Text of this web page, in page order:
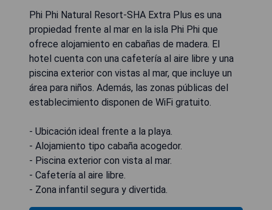
Phi Phi Natural Resort-SHA Extra Plus es una
propiedad frente al mar en la isla Phi Phi que
ofrece alojamiento en cabañas de madera. El
hotel cuenta con una cafetería al aire libre y una
piscina exterior con vistas al mar, que incluye un
área para niños. Además, las zonas públicas del
establecimiento disponen de WiFi gratuito.
- Ubicación ideal frente a la playa.
- Alojamiento tipo cabaña acogedor.
- Piscina exterior con vista al mar.
- Cafetería al aire libre.
- Zona infantil segura y divertida.